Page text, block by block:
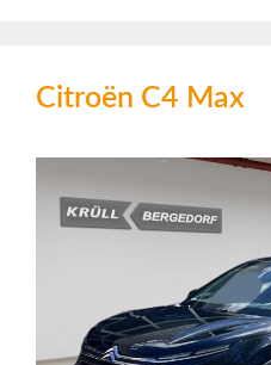
Citroën C4 Max